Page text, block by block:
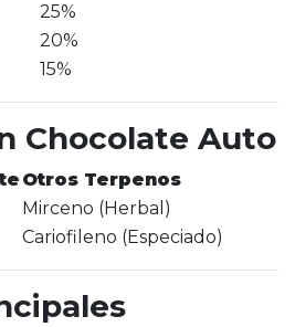
25%
20%
15%
Chocolate Auto
Otros Terpenos
Mirceno (Herbal)
Cariofileno (Especiado)